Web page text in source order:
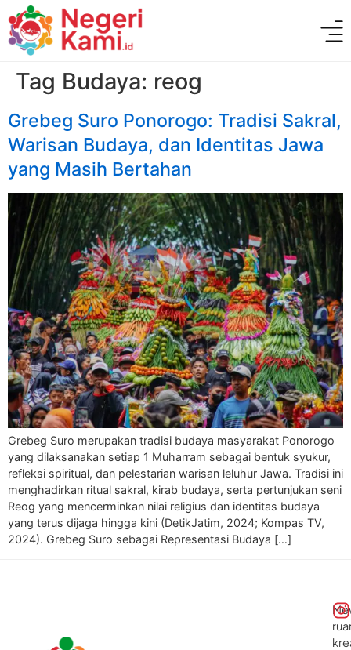
Tag Budaya: reog
Grebeg Suro Ponorogo: Tradisi Sakral,
Warisan Budaya, dan Identitas Jawa
yang Masih Bertahan
Grebeg Suro merupakan tradisi budaya masyarakat Ponorogo
yang dilaksanakan setiap 1 Muharram sebagai bentuk syukur,
refleksi spiritual, dan pelestarian warisan leluhur Jawa. Tradisi ini
menghadirkan ritual sakral, kirab budaya, serta pertunjukan seni
Reog yang mencerminkan nilai religius dan identitas budaya
yang terus dijaga hingga kini (DetikJatim, 2024; Kompas TV,
2024). Grebeg Suro sebagai Representasi Budaya […]